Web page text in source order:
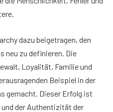
dazu beigetragen, den
neu zu definieren. Die
Loyalität, Familie und
Beispiel in der
gemacht. Dieser Erfolg ist
der Authentizität der